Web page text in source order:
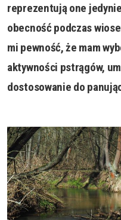
reprezentują one
obecność podczas
mi pewność, że mam
aktywności pstrągów,
dostosowanie do